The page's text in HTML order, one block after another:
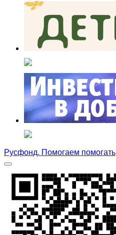
Русфонд. Помогаем помогать